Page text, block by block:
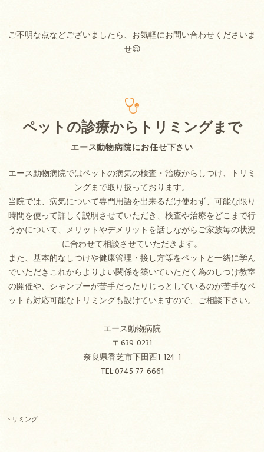
ご不明な点などございましたら、お気軽にお問い合わせくださいま
せ😌
エース動物病院にお任せ下さい
ペットの診療からトリミングまで
エース動物病院ではペットの病気の検査・治療からしつけ、トリミ
ングまで取り扱っております。
当院では、病気について専門用語を出来るだけ使わず、可能な限り
時間を使って詳しく説明させていただき、検査や治療をどこまで行
うかについて、メリットやデメリットを話しながらご家族毎の状況
に合わせて相談させていただきます。
また、基本的なしつけや健康管理・接し方等をペットと一緒に学ん
でいただきこれからよりよい関係を築いていただく為のしつけ教室
の開催や、シャンプーが苦手だったりじっとしているのが苦手なペ
ットも対応可能なトリミングも設けていますので、ご相談下さい。
エース動物病院
〒639-0231
奈良県香芝市下田西1-124-1
TEL:0745-77-6661
トリミング